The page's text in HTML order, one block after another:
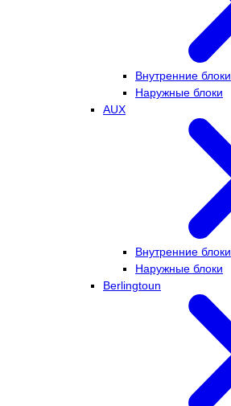
Внутренние блоки
Наружные блоки
AUX
Внутренние блоки
Наружные блоки
Berlingtoun